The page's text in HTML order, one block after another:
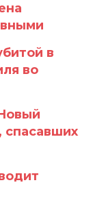
в
во
спасавших